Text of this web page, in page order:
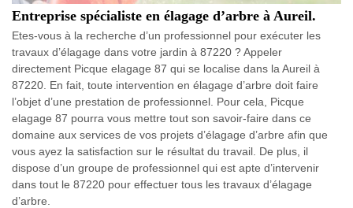
Entreprise spécialiste en élagage d’arbre à Aureil.
Etes-vous à la recherche d’un professionnel pour exécuter les
travaux d’élagage dans votre jardin à 87220 ? Appeler
directement Picque elagage 87 qui se localise dans la Aureil à
87220. En fait, toute intervention en élagage d’arbre doit faire
l’objet d’une prestation de professionnel. Pour cela, Picque
elagage 87 pourra vous mettre tout son savoir-faire dans ce
domaine aux services de vos projets d’élagage d’arbre afin que
vous ayez la satisfaction sur le résultat du travail. De plus, il
dispose d’un groupe de professionnel qui est apte d’intervenir
dans tout le 87220 pour effectuer tous les travaux d’élagage
d’arbre.